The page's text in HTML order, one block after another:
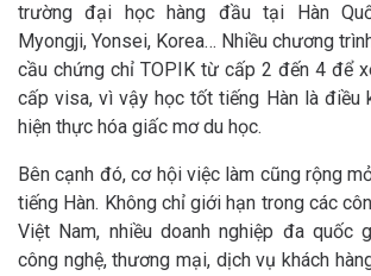
trường đại học hàng đầu tại Hàn
Myongji, Yonsei, Korea… Nhiều chương
cầu chứng chỉ TOPIK từ cấp 2 đến 4 để
cấp visa, vì vậy học tốt tiếng Hàn là điều
hiện thực hóa giấc mơ du học.
Bên cạnh đó, cơ hội việc làm cũng rộng
tiếng Hàn. Không chỉ giới hạn trong các
Việt Nam, nhiều doanh nghiệp đa quốc
công nghệ, thương mại, dịch vụ khách